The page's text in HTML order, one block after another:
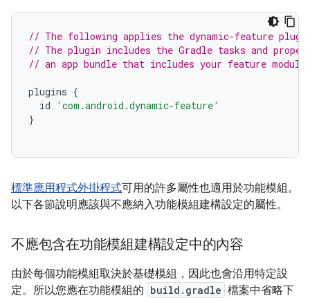
// The following applies the dynamic-feature
// The plugin includes the Gradle tasks and
// an app bundle that includes your feature
plugins {
id
'com.android.dynamic-feature'
}
標準應用程式外掛程式可用的許多屬性也適用於功能模組。
以下各節說明應該與不應納入功能模組建構設定的屬性。
不應包含在功能模組建構設定中的內容
由於每個功能模組取決於基礎模組，因此也會沿用特定設
定。所以您應在功能模組的 build.gradle 檔案中省略下